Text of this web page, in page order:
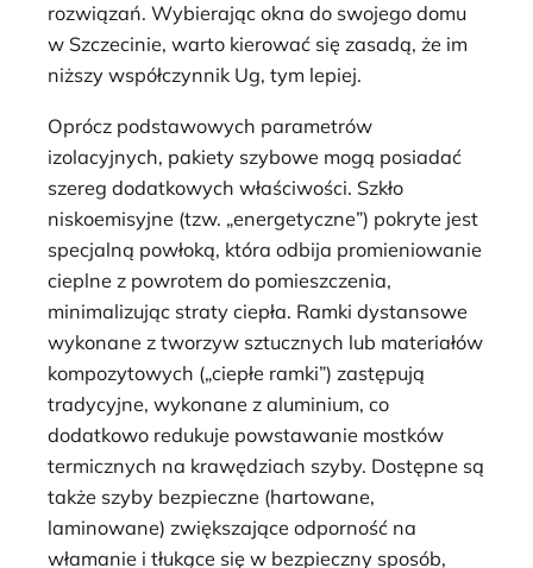
rozwiązań. Wybierając okna do swojego domu
w Szczecinie, warto kierować się zasadą, że im
niższy współczynnik Ug, tym lepiej.
Oprócz podstawowych parametrów
izolacyjnych, pakiety szybowe mogą posiadać
szereg dodatkowych właściwości. Szkło
niskoemisyjne (tzw. „energetyczne”) pokryte jest
specjalną powłoką, która odbija promieniowanie
cieplne z powrotem do pomieszczenia,
minimalizując straty ciepła. Ramki dystansowe
wykonane z tworzyw sztucznych lub materiałów
kompozytowych („ciepłe ramki”) zastępują
tradycyjne, wykonane z aluminium, co
dodatkowo redukuje powstawanie mostków
termicznych na krawędziach szyby. Dostępne są
także szyby bezpieczne (hartowane,
laminowane) zwiększające odporność na
włamanie i tłukące się w bezpieczny sposób,